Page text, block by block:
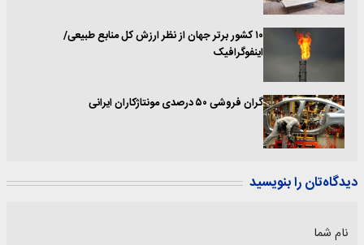
۱۰ کشور برتر جهان از نظر ارزش کل منابع طبیعی/
اینفوگرافیک
گران فروشی ۵۰ درصدی مونتاژکاران ایرانی
دیدگاه‌تان را بنویسید
نام شما